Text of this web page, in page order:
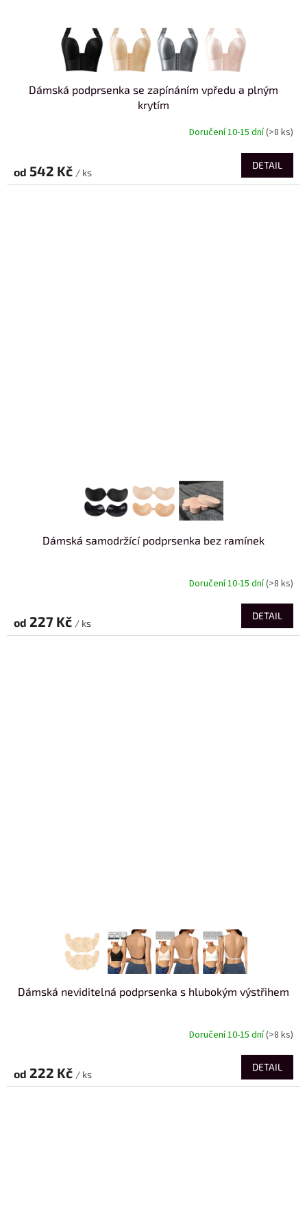
Dámská podprsenka se zapínáním vpředu a plným
krytím
Doručení 10-15 dní(>8 ks)
od 542 Kč / ks
DETAIL
Dámská samodržící podprsenka bez ramínek
Doručení 10-15 dní(>8 ks)
od 227 Kč / ks
DETAIL
Dámská neviditelná podprsenka s hlubokým výstřihem
Doručení 10-15 dní(>8 ks)
od 222 Kč / ks
DETAIL